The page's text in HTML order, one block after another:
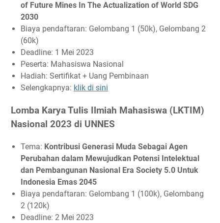
of Future Mines In The Actualization of World SDG
2030
Biaya pendaftaran: Gelombang 1 (50k), Gelombang 2
(60k)
Deadline: 1 Mei 2023
Peserta: Mahasiswa Nasional
Hadiah: Sertifikat + Uang Pembinaan
Selengkapnya: klik di sini
Lomba Karya Tulis Ilmiah Mahasiswa (LKTIM)
Nasional 2023 di UNNES
Tema: Kontribusi Generasi Muda Sebagai Agen
Perubahan dalam Mewujudkan Potensi Intelektual
dan Pembangunan Nasional Era Society 5.0 Untuk
Indonesia Emas 2045
Biaya pendaftaran: Gelombang 1 (100k), Gelombang
2 (120k)
Deadline: 2 Mei 2023